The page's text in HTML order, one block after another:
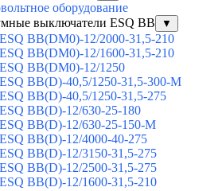
оборудование
выключатели ESQ BB
▼
ESQ ВВ(DM0)-12/2000-31,5-210
ESQ ВВ(DM0)-12/1600-31,5-210
ESQ ВВ(DM0)-12/1250
ESQ ВВ(D)-40,5/1250-31,5-300-М
ESQ ВВ(D)-40,5/1250-31,5-275
ESQ ВВ(D)-12/630-25-180
ESQ ВВ(D)-12/630-25-150-М
ESQ ВВ(D)-12/4000-40-275
ESQ ВВ(D)-12/3150-31,5-275
ESQ ВВ(D)-12/2500-31,5-275
ESQ ВВ(D)-12/1600-31,5-210